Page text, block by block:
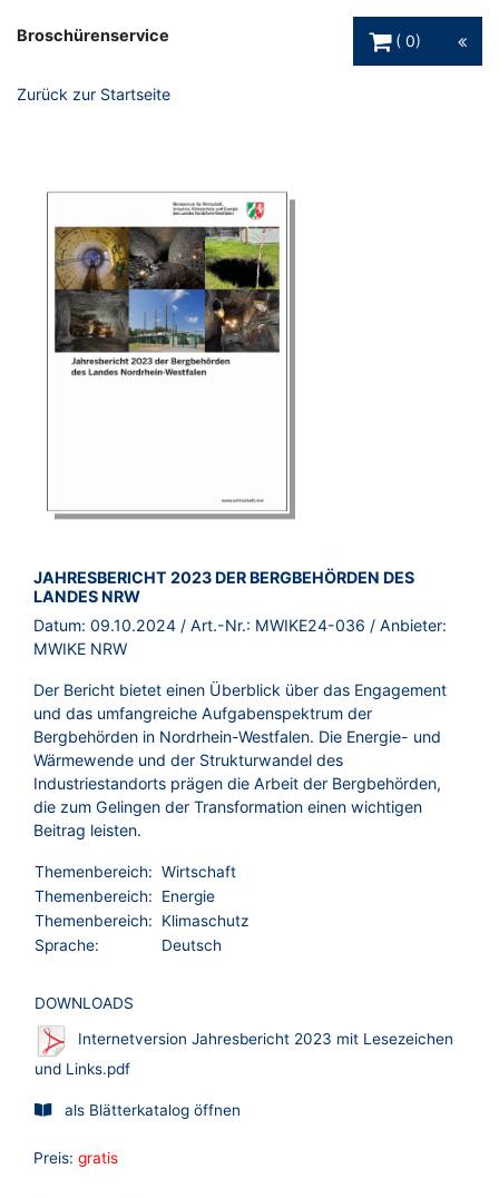
Broschürenservice
0
Zurück zur Startseite
BROSCHÜRE:
JAHRESBERICHT 2023 DER BERGBEHÖRDEN DES
LANDES NRW
Datum: 09.10.2024 / Art.-Nr.: MWIKE24-036 / Anbieter:
MWIKE NRW
Der Bericht bietet einen Überblick über das Engagement
und das umfangreiche Aufgabenspektrum der
Bergbehörden in Nordrhein-Westfalen. Die Energie- und
Wärmewende und der Strukturwandel des
Industriestandorts prägen die Arbeit der Bergbehörden,
die zum Gelingen der Transformation einen wichtigen
Beitrag leisten.
Themenbereich: Wirtschaft
Themenbereich:
Energie
Themenbereich:
Klimaschutz
Sprache:
Deutsch
DOWNLOADS
Internetversion Jahresbericht 2023 mit Lesezeichen
und Links.pdf
als Blätterkatalog öffnen
Preis: gratis